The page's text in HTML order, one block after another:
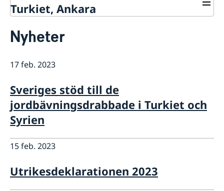
Turkiet, Ankara
Om oss
Vi är en resurs för svenska företag
Så kan du få stöd
Svenska företag i Turkiet
Anmäl handelshinder
Aktuellt
Nyheter
Nyheter
17 feb. 2023
Sveriges stöd till de
jordbävningsdrabbade i Turkiet och
Syrien
15 feb. 2023
Utrikesdeklarationen 2023